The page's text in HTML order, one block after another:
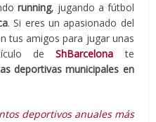
running, jugando a fútbol
. Si eres un apasionado del
tus amigos para jugar unas
de ShBarcelona te
deportivas municipales en
deportivos anuales más